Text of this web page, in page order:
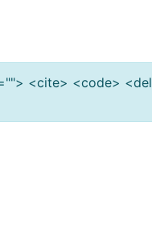
<cite> <code> <del